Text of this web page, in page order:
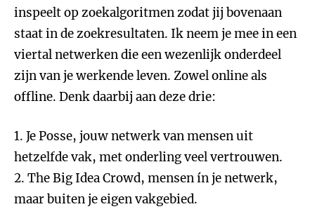
inspeelt op zoekalgoritmen zodat jij bovenaan
staat in de zoekresultaten. Ik neem je mee in een
viertal netwerken die een wezenlijk onderdeel
zijn van je werkende leven. Zowel online als
offline. Denk daarbij aan deze drie:
1. Je Posse, jouw netwerk van mensen uit
hetzelfde vak, met onderling veel vertrouwen.
2. The Big Idea Crowd, mensen ín je netwerk,
maar buiten je eigen vakgebied.